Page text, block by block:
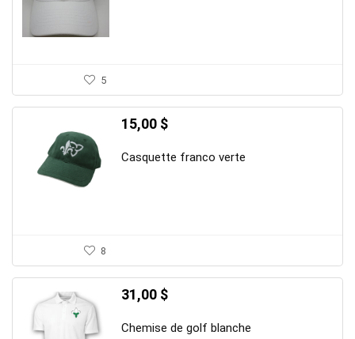
5
15,00 $
Casquette franco verte
8
31,00 $
Chemise de golf blanche